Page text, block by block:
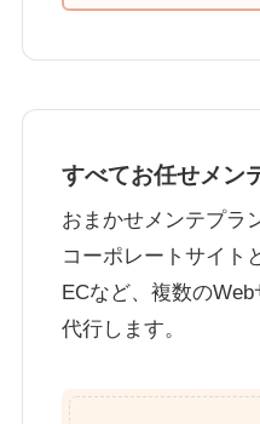
すべてお任せメン
おまかせメンテプラ
コーポレートサイト
ECなど、複数の
代行します。